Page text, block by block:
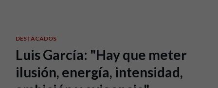
DESTACADOS
Luis García: "Hay que meter
ilusión, energía, intensidad,